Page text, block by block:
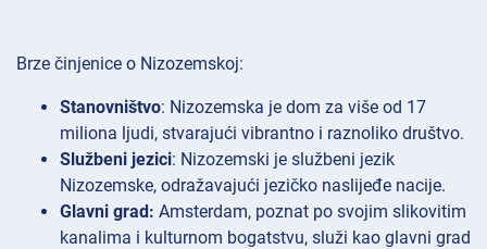
Brze činjenice o Nizozemskoj:
Stanovništvo: Nizozemska je dom za više od 17
miliona ljudi, stvarajući vibrantno i raznoliko društvo.
Službeni jezici: Nizozemski je službeni jezik
Nizozemske, odražavajući jezičko naslijeđe nacije.
Glavni grad: Amsterdam, poznat po svojim slikovitim
kanalima i kulturnom bogatstvu, služi kao glavni grad